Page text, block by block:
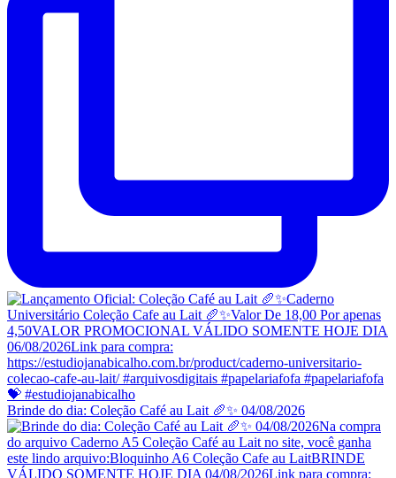
Brinde do dia: Coleção Café au Lait 🥖✨ 04/08/2026